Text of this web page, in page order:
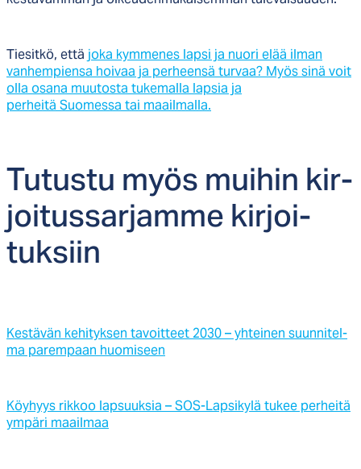
Tiesitkö, että joka kymmenes lapsi ja nuori elää ilman
vanhempiensa hoivaa ja perheensä turvaa? Myös sinä voit
olla osana muutosta tukemalla lapsia ja
perheitä Suomessa tai maailmalla.
Tu­tus­tu myös mui­hin kir­
joi­tus­sar­jam­me kir­joi­
tuk­siin
Kes­tä­vän ke­hi­tyk­sen ta­voit­teet 2030 – yh­tei­nen suun­ni­tel­
ma pa­rem­paan huo­mi­seen
Köy­hyys rik­koo lap­suuk­sia – SOS-Lap­si­ky­lä tu­kee per­hei­tä
ym­pä­ri maail­maa